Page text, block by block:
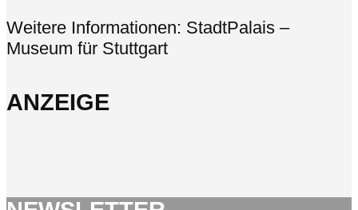
Weitere Informationen: StadtPalais –
Museum für Stuttgart
ANZEIGE